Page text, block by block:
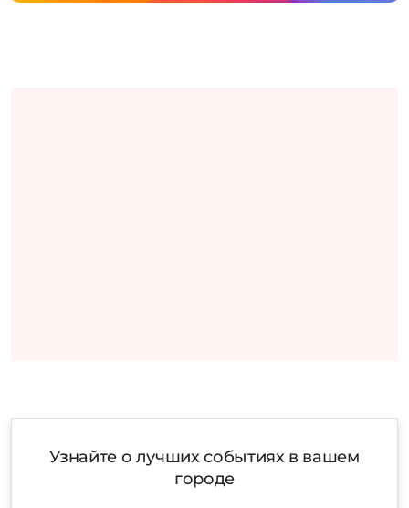
Узнайте о лучших событиях в вашем
городе